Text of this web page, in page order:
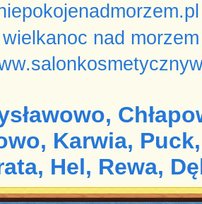
wielkanoc nad
Karwia, Puck,
Hel, Rewa,